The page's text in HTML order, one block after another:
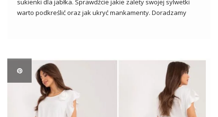
sukienki dla jabłka. Sprawdźcie jakie zalety swojej sylwetki
warto podkreślić oraz jak ukryć mankamenty. Doradzamy